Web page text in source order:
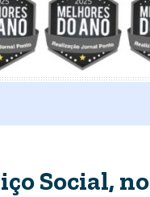
Social, no